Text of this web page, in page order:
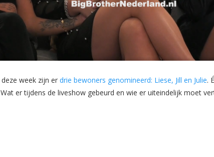
week zijn er drie bewoners genomineerd: Liese, Jill en Julie.
er tijdens de liveshow gebeurd en wie er uiteindelijk moet